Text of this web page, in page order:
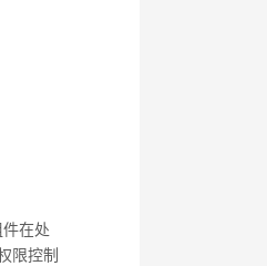
件在处
限控制